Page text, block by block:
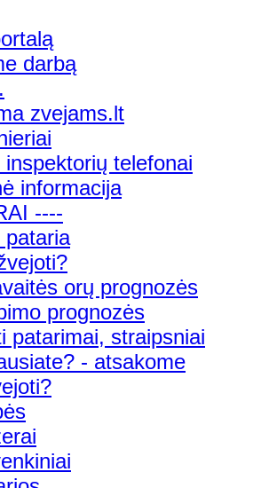
darbą
zvejams.lt
inspektorių telefonai
informacija
----
pataria
orų prognozės
prognozės
patarimai, straipsniai
- atsakome